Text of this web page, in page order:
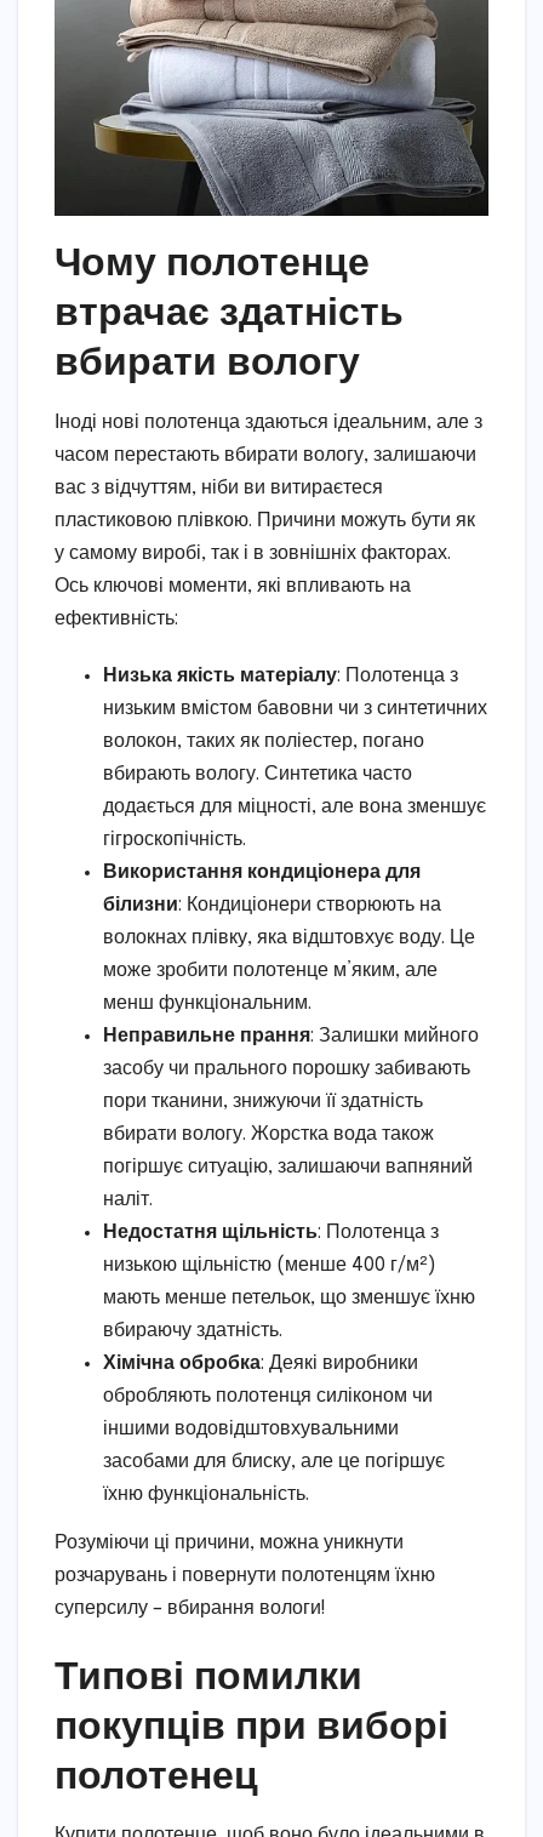
Чому полотенце
втрачає здатність
вбирати вологу
Іноді нові полотенца здаються ідеальним, але з
часом перестають вбирати вологу, залишаючи
вас з відчуттям, ніби ви витираєтеся
пластиковою плівкою. Причини можуть бути як
у самому виробі, так і в зовнішніх факторах.
Ось ключові моменти, які впливають на
ефективність:
Низька якість матеріалу: Полотенца з
низьким вмістом бавовни чи з синтетичних
волокон, таких як поліестер, погано
вбирають вологу. Синтетика часто
додається для міцності, але вона зменшує
гігроскопічність.
Використання кондиціонера для
білизни: Кондиціонери створюють на
волокнах плівку, яка відштовхує воду. Це
може зробити полотенце м’яким, але
менш функціональним.
Неправильне прання: Залишки мийного
засобу чи прального порошку забивають
пори тканини, знижуючи її здатність
вбирати вологу. Жорстка вода також
погіршує ситуацію, залишаючи вапняний
наліт.
Недостатня щільність: Полотенца з
низькою щільністю (менше 400 г/м²)
мають менше петельок, що зменшує їхню
вбираючу здатність.
Хімічна обробка: Деякі виробники
обробляють полотенця силіконом чи
іншими водовідштовхувальними
засобами для блиску, але це погіршує
їхню функціональність.
Розуміючи ці причини, можна уникнути
розчарувань і повернути полотенцям їхню
суперсилу – вбирання вологи!
Типові помилки
покупців при виборі
полотенец